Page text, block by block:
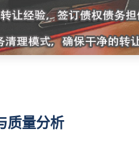
质量分析